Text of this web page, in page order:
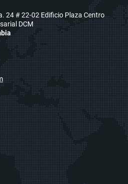
24 # 22-02 Edificio Plaza Centro
DCM